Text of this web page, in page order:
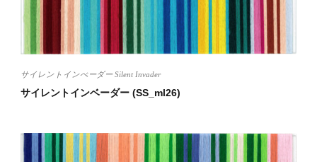
サイレントインべーダー Silent Invader
サイレントインベーダー (SS_ml26)